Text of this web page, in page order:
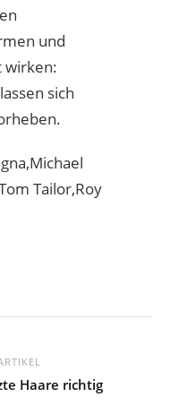
und
wirken:
sich
Tailor,Roy
Haare richtig